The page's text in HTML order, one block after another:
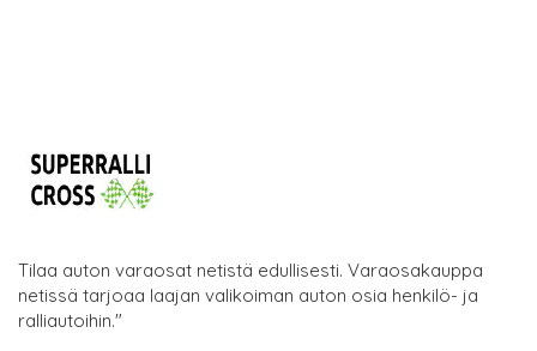
Tilaa auton varaosat netistä edullisesti. Varaosakauppa
netissä tarjoaa laajan valikoiman auton osia henkilö- ja
ralliautoihin."